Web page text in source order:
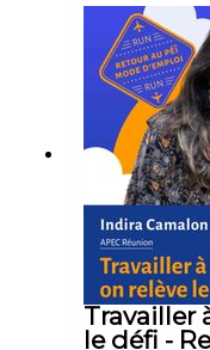
Travailler
le défi -